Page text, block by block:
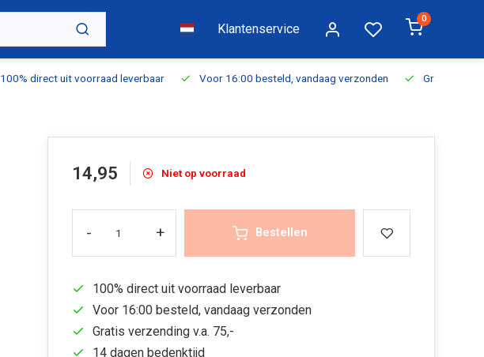
Klantenservice
0
100% direct uit voorraad leverbaar Voor 16:00 besteld, vandaag verzonden Gratis
14,95 Niet op voorraad
- + Bestellen
100% direct uit voorraad leverbaar
Voor 16:00 besteld, vandaag verzonden
Gratis verzending v.a. 75,-
14 dagen bedenktijd